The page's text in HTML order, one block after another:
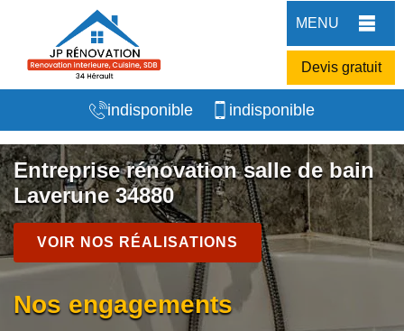
MENU
Devis gratuit
indisponible indisponible
Entreprise rénovation salle de bain
Laverune 34880
VOIR NOS RÉALISATIONS
Nos engagements